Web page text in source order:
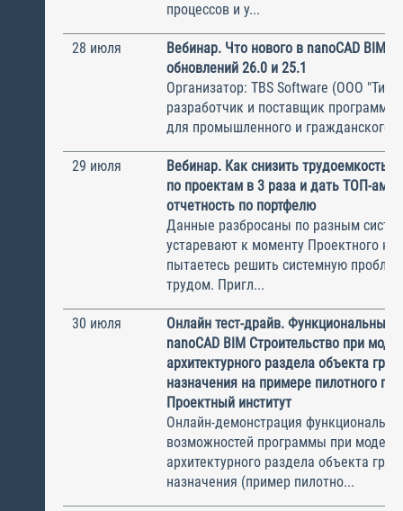
процессов и у...
28 июля
Вебинар. Что нового в nanoCAD BIM
обновлений 26.0 и 25.1
Организатор: TBS Software (ООО
разработчик и поставщик
для промышленного и гражданского
29 июля
Вебинар. Как снизить трудоемкость
по проектам в 3 раза и дать ТОП-ам
отчетность по портфелю
Данные разбросаны по разным
устаревают к моменту Проектного
пытаетесь решить системную
трудом. Пригл...
30 июля
Онлайн тест-драйв. Функциональные
nanoCAD BIM Строительство при
архитектурного раздела объекта
назначения на примере пилотного
Проектный институт
Онлайн-демонстрация
возможностей программы при
архитектурного раздела объекта
назначения (пример пилотно...